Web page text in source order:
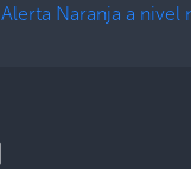
Alerta Naranja a